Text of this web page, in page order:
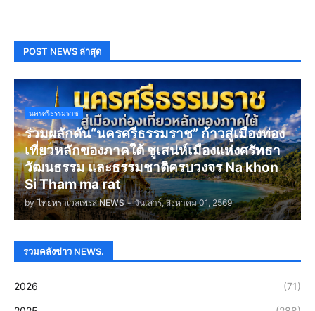
POST NEWS ล่าสุด
นครศรีธรรมราช
ร่วมผลักดัน“นครศรีธรรมราช” ก้าวสู่เมืองท่อง
เที่ยวหลักของภาคใต้ ชูเสน่ห์เมืองแห่งศรัทธา
วัฒนธรรม และธรรมชาติครบวงจร Na khon
Si Tham ma rat
by ไทยทราเวลเพรส NEWS - วันเสาร์, สิงหาคม 01, 2569
รวมคลังข่าว NEWS.
2026 (71)